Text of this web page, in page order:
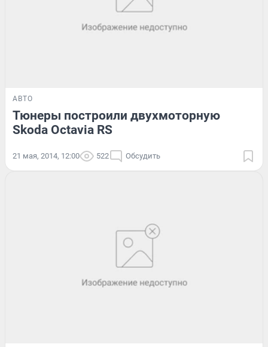
АВТО
Тюнеры построили двухмоторную
Skoda Octavia RS
21 мая, 2014, 12:00 522 Обсудить